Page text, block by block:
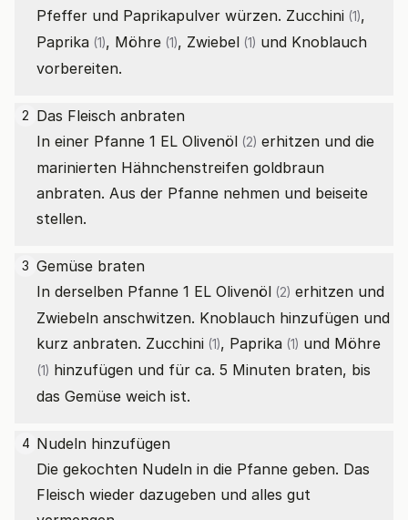
Pfeffer und Paprikapulver würzen. Zucchini (1),
Paprika (1), Möhre (1), Zwiebel (1) und Knoblauch
vorbereiten.
2 Das Fleisch anbraten
In einer Pfanne 1 EL Olivenöl (2) erhitzen und die
marinierten Hähnchenstreifen goldbraun
anbraten. Aus der Pfanne nehmen und beiseite
stellen.
3 Gemüse braten
In derselben Pfanne 1 EL Olivenöl (2) erhitzen und
Zwiebeln anschwitzen. Knoblauch hinzufügen und
kurz anbraten. Zucchini (1), Paprika (1) und Möhre
(1) hinzufügen und für ca. 5 Minuten braten, bis
das Gemüse weich ist.
4 Nudeln hinzufügen
Die gekochten Nudeln in die Pfanne geben. Das
Fleisch wieder dazugeben und alles gut